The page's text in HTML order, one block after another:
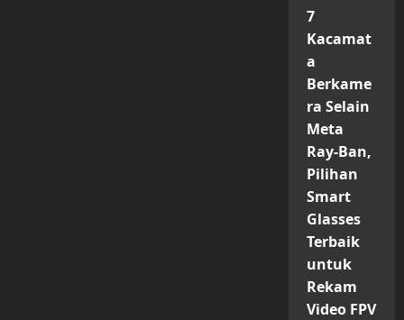
7
Kacamat
a
Berkame
ra Selain
Meta
Ray-Ban,
Pilihan
Smart
Glasses
Terbaik
untuk
Rekam
Video FPV